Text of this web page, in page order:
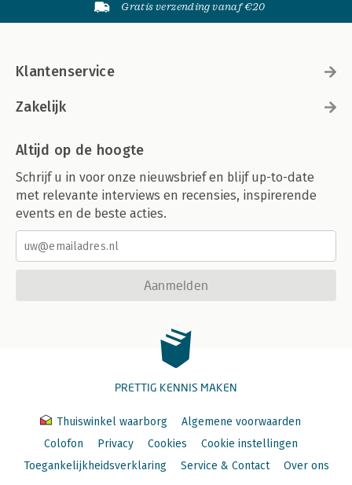
Gratis verzending vanaf €20
Klantenservice
Zakelijk
Altijd op de hoogte
Schrijf u in voor onze nieuwsbrief en blijf up-to-date
met relevante interviews en recensies, inspirerende
events en de beste acties.
Aanmelden
PRETTIG KENNIS MAKEN
Thuiswinkel waarborg
Algemene voorwaarden
Colofon
Privacy Cookies
Cookie instellingen
Toegankelijkheidsverklaring
Service & Contact Over ons